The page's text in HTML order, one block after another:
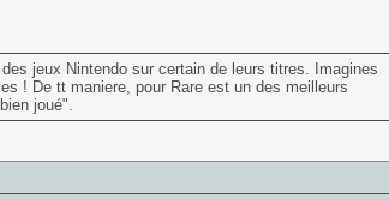
jeux Nintendo sur certain de leurs titres. Imagines
! De tt maniere, pour Rare est un des meilleurs
joué".